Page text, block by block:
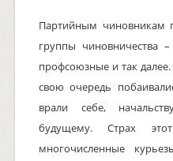
Партийным чиновникам
группы чиновничества
профсоюзные и так
свою очередь
врали себе,
будущему. Страх
многочисленные